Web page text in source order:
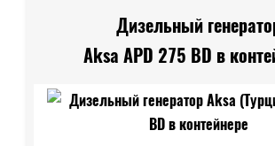
Дизельный
Aksa APD 275 BD в